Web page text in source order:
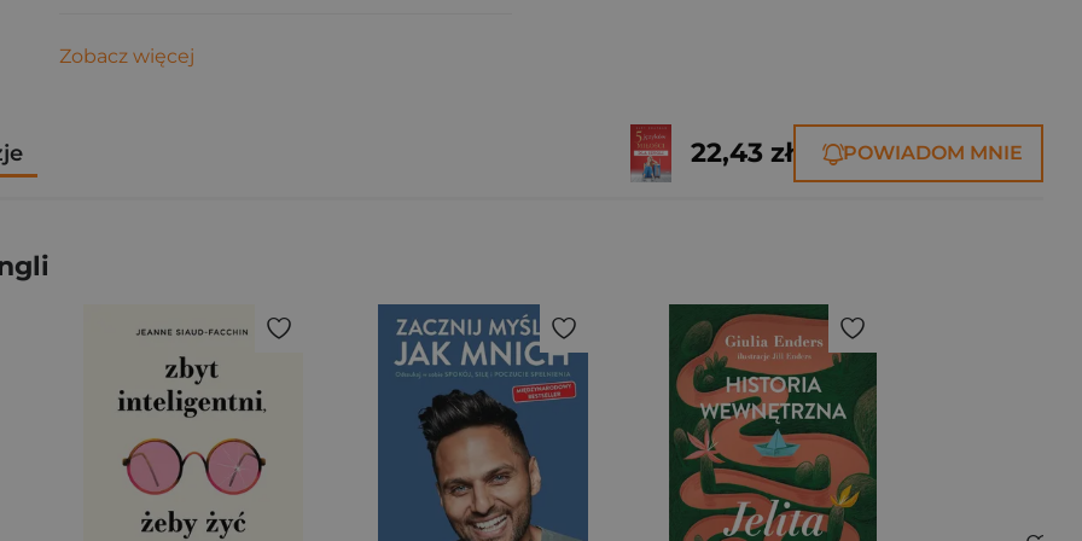
Zobacz więcej
22,43 zł POWIADOM MNIE